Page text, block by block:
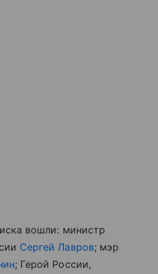
вошли: министр
Сергей Лавров; мэр
; Герой России,